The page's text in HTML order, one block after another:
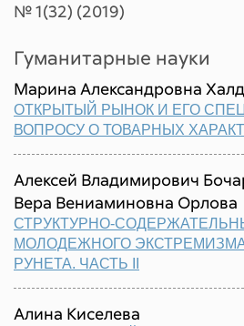
№ 1(32) (2019)
Гуманитарные науки
Марина Александровна
ОТКРЫТЫЙ РЫНОК И ЕГО
ВОПРОСУ О ТОВАРНЫХ
Алексей Владимирович
Вера Вениаминовна Орлова
СТРУКТУРНО-
МОЛОДЕЖНОГО
РУНЕТА. ЧАСТЬ II
Алина Киселева